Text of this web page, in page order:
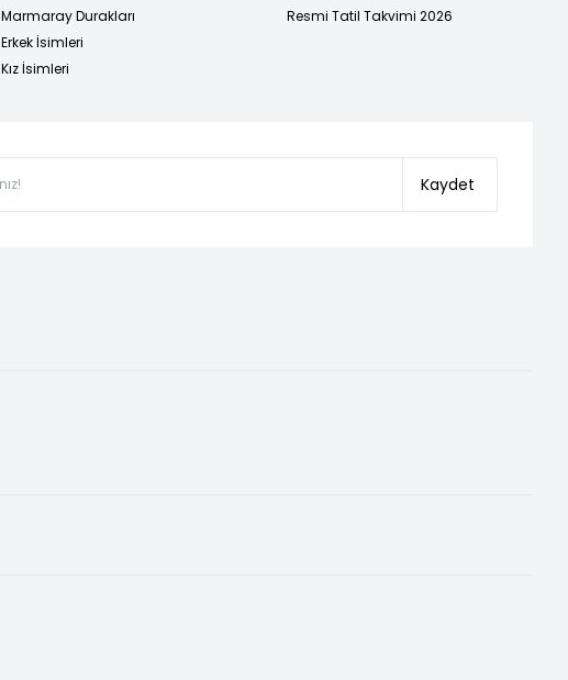
Marmaray Durakları
Erkek İsimleri
Kız İsimleri
Resmi Tatil Takvimi 2026
Kaydet